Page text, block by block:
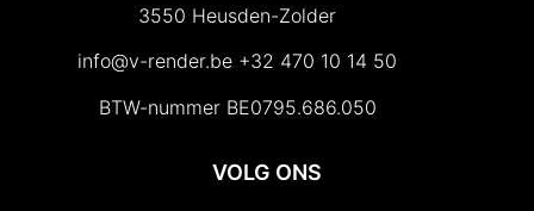
3550 Heusden-Zolder
info@v-render.be +32 470 10 14 50
BTW-nummer BE0795.686.050
VOLG ONS